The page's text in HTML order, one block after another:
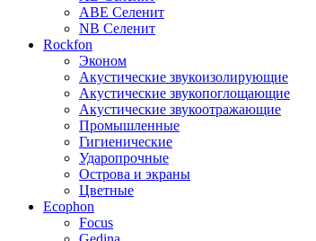
ABE Селенит
NB Селенит
Rockfon
Эконом
Акустические звукоизолирующие
Акустические звукопоглощающие
Акустические звукоотражающие
Промышленные
Гигиенические
Ударопрочные
Острова и экраны
Цветные
Ecophon
Focus